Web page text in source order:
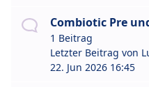
Combiotic Pre
1 Beitrag
Letzter Beitrag von
22. Jun 2026 16:45